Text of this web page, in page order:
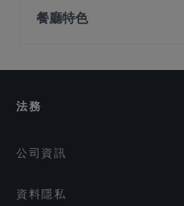
L'Angelus
Si Wei Xiao Chuan
Kura Oyster & Highball
Xiao Long Kan Hotpot 小
Lorong Chuan Station, 新
餐廳特色
在 新加坡 的 親子友善餐廳
法務
公司資訊
資料隱私